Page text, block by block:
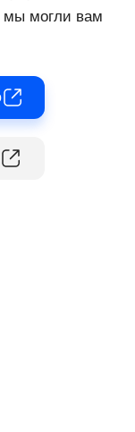
мы могли вам